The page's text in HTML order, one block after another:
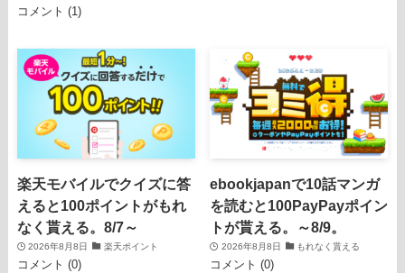
コメント (1)
楽天モバイルでクイズに答
えると100ポイントがもれ
なく貰える。8/7～
2026年8月8日 楽天ポイント
コメント (0)
ebookjapanで10話マンガ
を読むと100PayPayポイン
トが貰える。～8/9。
2026年8月8日 もれなく貰える
コメント (0)